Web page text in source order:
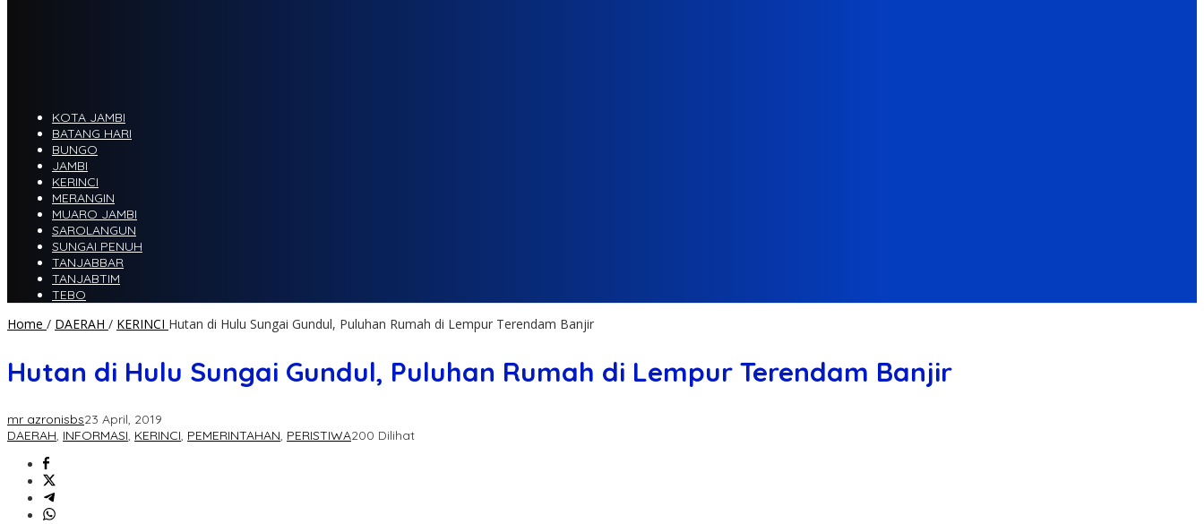
KOTA JAMBI
BATANG HARI
BUNGO
JAMBI
KERINCI
MERANGIN
MUARO JAMBI
SAROLANGUN
SUNGAI PENUH
TANJABBAR
TANJABTIM
TEBO
Home / DAERAH / KERINCI Hutan di Hulu Sungai Gundul, Puluhan Rumah di Lempur Terendam Banjir
Hutan di Hulu Sungai Gundul, Puluhan Rumah di Lempur Terendam Banjir
mr azronisbs23 April, 2019
DAERAH, INFORMASI, KERINCI, PEMERINTAHAN, PERISTIWA200 Dilihat